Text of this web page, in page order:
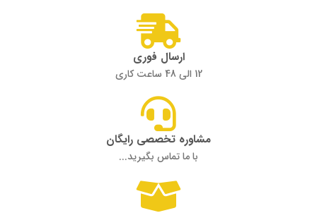
ارسال فوری
12 الی 48 ساعت کاری
مشاوره تخصصی رایگان
با ما تماس بگیرید...